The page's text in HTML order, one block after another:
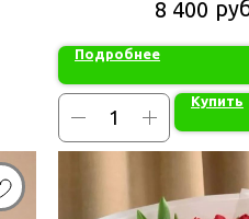
8 400
Подробнее
Купить